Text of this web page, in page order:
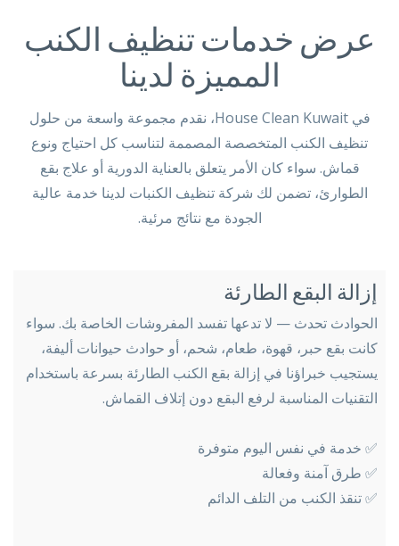
عرض خدمات تنظيف الكنب
المميزة لدينا
في House Clean Kuwait، نقدم مجموعة واسعة من حلول
تنظيف الكنب المتخصصة المصممة لتناسب كل احتياج ونوع
قماش. سواء كان الأمر يتعلق بالعناية الدورية أو علاج بقع
الطوارئ، تضمن لك شركة تنظيف الكنبات لدينا خدمة عالية
الجودة مع نتائج مرئية.
إزالة البقع الطارئة
الحوادث تحدث — لا تدعها تفسد المفروشات الخاصة بك. سواء
كانت بقع حبر، قهوة، طعام، شحم، أو حوادث حيوانات أليفة،
يستجيب خبراؤنا في إزالة بقع الكنب الطارئة بسرعة باستخدام
التقنيات المناسبة لرفع البقع دون إتلاف القماش.
✅ خدمة في نفس اليوم متوفرة
✅ طرق آمنة وفعالة
✅ تنقذ الكنب من التلف الدائم